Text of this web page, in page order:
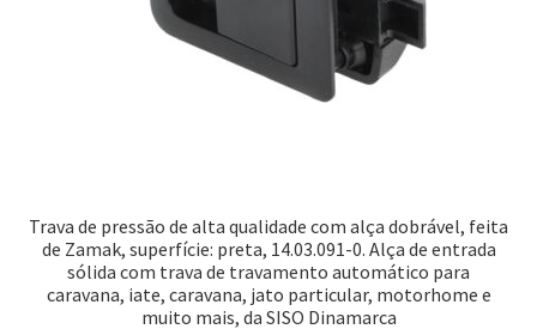
Trava de pressão de alta qualidade com alça dobrável, feita
de Zamak, superfície: preta, 14.03.091-0. Alça de entrada
sólida com trava de travamento automático para
caravana, iate, caravana, jato particular, motorhome e
muito mais, da SISO Dinamarca